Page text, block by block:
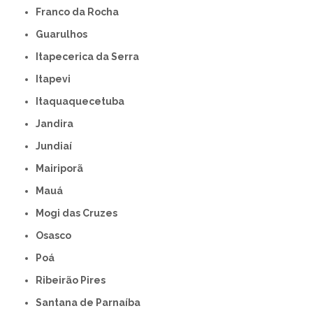
Franco da Rocha
Guarulhos
Itapecerica da Serra
Itapevi
Itaquaquecetuba
Jandira
Jundiaí
Mairiporã
Mauá
Mogi das Cruzes
Osasco
Poá
Ribeirão Pires
Santana de Parnaíba